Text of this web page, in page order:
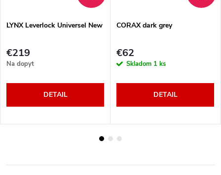
LYNX Leverlock Universel New
€219
Na dopyt
DETAIL
CORAX dark grey
€62
Skladom 1 ks
DETAIL